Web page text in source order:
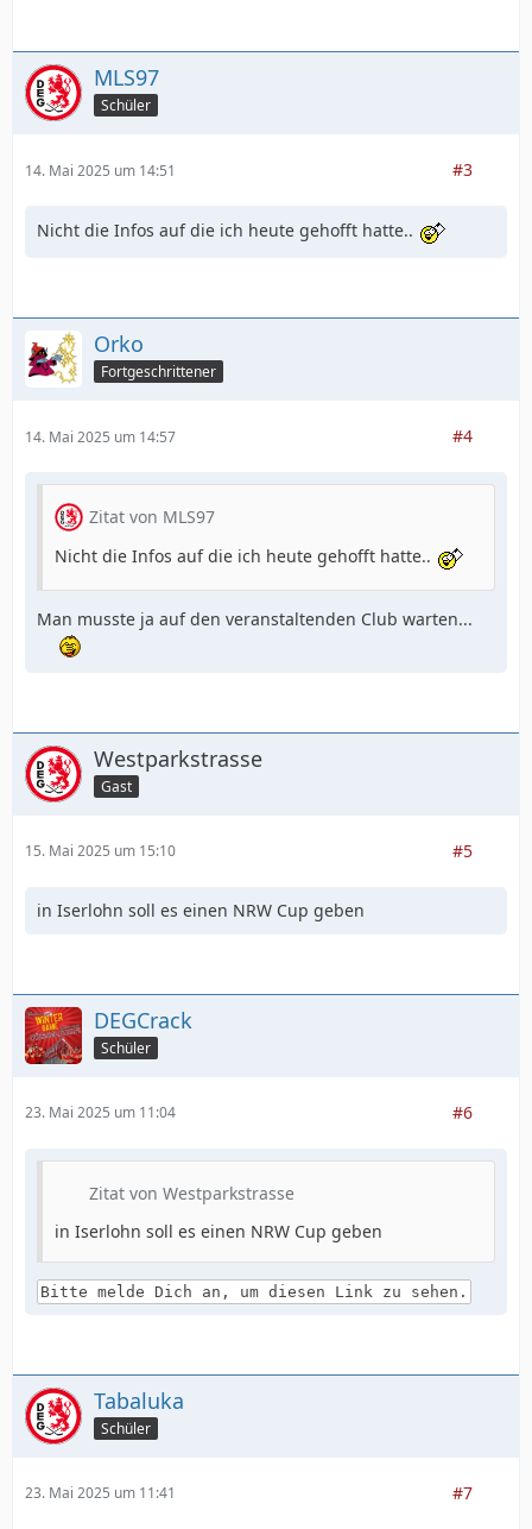
MLS97
Schüler
14. Mai 2025 um 14:51 #3
Nicht die Infos auf die ich heute gehofft hatte..
Orko
Fortgeschrittener
14. Mai 2025 um 14:57 #4
Zitat von MLS97
Nicht die Infos auf die ich heute gehofft hatte..
Man musste ja auf den veranstaltenden Club warten...
Westparkstrasse
Gast
15. Mai 2025 um 15:10 #5
in Iserlohn soll es einen NRW Cup geben
DEGCrack
Schüler
23. Mai 2025 um 11:04 #6
Zitat von Westparkstrasse
in Iserlohn soll es einen NRW Cup geben
Bitte melde Dich an, um diesen Link zu sehen.
Tabaluka
Schüler
23. Mai 2025 um 11:41 #7